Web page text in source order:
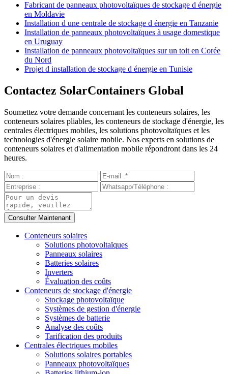
Fabricant de panneaux photovoltaïques de stockage d énergie
en Moldavie
Installation d une centrale de stockage d énergie en Tanzanie
Installation de panneaux photovoltaïques à usage domestique
en Uruguay
Installation de panneaux photovoltaïques sur un toit en Corée
du Nord
Projet d installation de stockage d énergie en Tunisie
Contactez SolarContainers Global
Soumettez votre demande concernant les conteneurs solaires, les
conteneurs solaires pliables, les conteneurs de stockage d'énergie, les
centrales électriques mobiles, les solutions photovoltaïques et les
technologies d'énergie solaire mobile. Nos experts en solutions de
conteneurs solaires et d'alimentation mobile répondront dans les 24
heures.
Conteneurs solaires
Solutions photovoltaïques
Panneaux solaires
Batteries solaires
Inverters
Évaluation des coûts
Conteneurs de stockage d'énergie
Stockage photovoltaïque
Systèmes de gestion d'énergie
Systèmes de batterie
Analyse des coûts
Tarification des produits
Centrales électriques mobiles
Solutions solaires portables
Panneaux photovoltaïques